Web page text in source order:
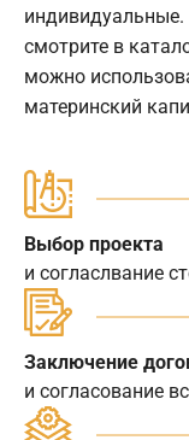
смотрите в
можно
материнский
Выбор проекта
и согласлвание
Заключение
и согласование